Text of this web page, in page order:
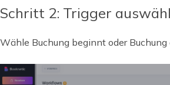
Schritt 2: Trigger
Wähle Buchung beginnt oder Buchung